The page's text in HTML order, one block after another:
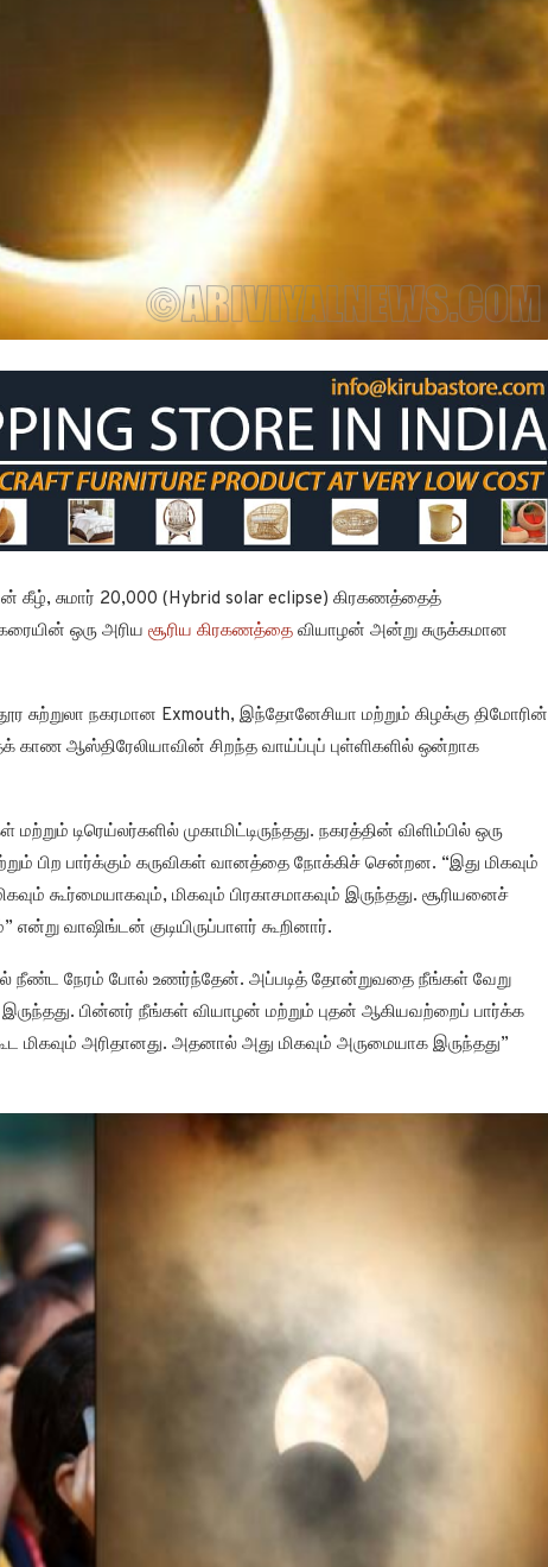
சுமார் 20,000 (Hybrid solar eclipse) கிரகணத்தைத்
ஒரு அரிய சூரிய கிரகணத்தை வியாழன் அன்று சுருக்கமான
நகரமான Exmouth, இந்தோனேசியா மற்றும் கிழக்கு திமோரின்
ஆஸ்திரேலியாவின் சிறந்த வாய்ப்புப் புள்ளிகளில் ஒன்றாக
டிரெய்லர்களில் முகாமிட்டிருந்தது. நகரத்தின் விளிம்பில் ஒரு
பிற பார்க்கும் கருவிகள் வானத்தை நோக்கிச் சென்றன. “இது மிகவும்
கூர்மையாகவும், மிகவும் பிரகாசமாகவும் இருந்தது. சூரியனைச்
வாஷிங்டன் குடியிருப்பாளர் கூறினார்.
நீண்ட நேரம் போல் உணர்ந்தேன். அப்படித் தோன்றுவதை நீங்கள் வேறு
இருந்தது. பின்னர் நீங்கள் வியாழன் மற்றும் புதன் ஆகியவற்றைப் பார்க்க
மிகவும் அரிதானது. அதனால் அது மிகவும் அருமையாக இருந்தது”